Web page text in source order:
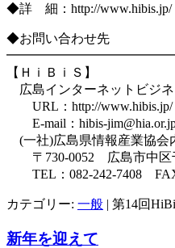
◆詳 細：http://www.hibis.jp/
◆お問い合わせ先
【ＨｉＢｉＳ】
広島インターネットビジ
URL：http://www.hibis.jp/
E-mail：hibis-
(一社)広島県情報産業協会
〒730-0052 広島市中区
TEL：082-242-7408 FAX
カテゴリー: 一般 | 第14回
新年を迎えて